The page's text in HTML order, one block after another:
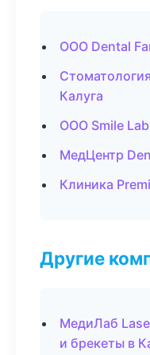
ООО Dental
Калуга
ООО Smile
МедЦентр
Клиника
Другие
МедиЛаб
и брекеты в